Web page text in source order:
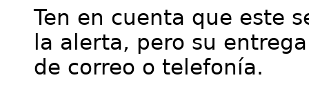
Ten en cuenta que este
la alerta, pero su
de correo o telefonía.